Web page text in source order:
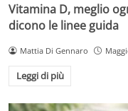
Vitamina D, meglio
dicono le linee guida
Mattia Di Gennaro
Leggi di più